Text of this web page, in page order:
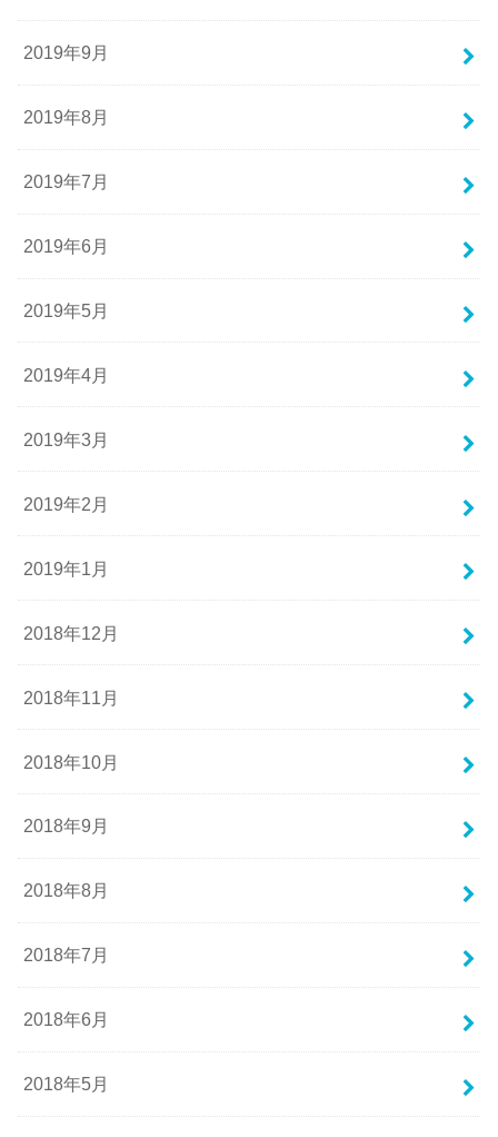
2019年9月
2019年8月
2019年7月
2019年6月
2019年5月
2019年4月
2019年3月
2019年2月
2019年1月
2018年12月
2018年11月
2018年10月
2018年9月
2018年8月
2018年7月
2018年6月
2018年5月